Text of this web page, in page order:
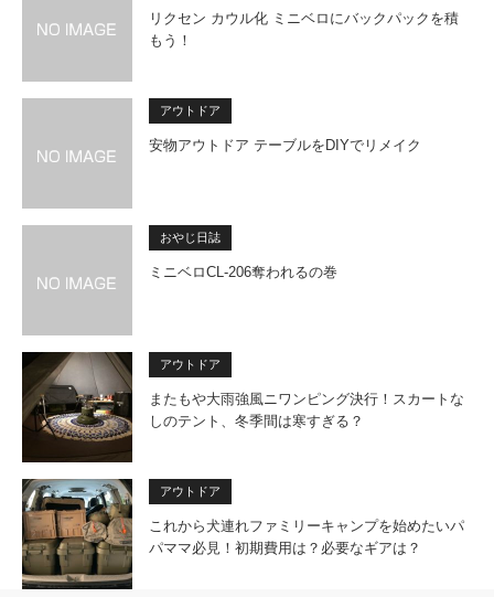
リクセン カウル化 ミニベロにバックパックを積
もう！
アウトドア
安物アウトドア テーブルをDIYでリメイク
おやじ日誌
ミニベロCL-206奪われるの巻
アウトドア
またもや大雨強風ニワンピング決行！スカートな
しのテント、冬季間は寒すぎる？
アウトドア
これから犬連れファミリーキャンプを始めたいパ
パママ必見！初期費用は？必要なギアは？